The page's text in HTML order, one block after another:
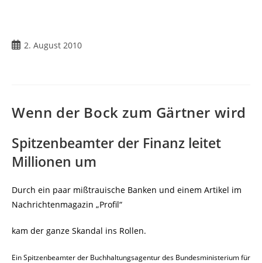
Beitrag2. August 2010
Wenn der Bock zum Gärtner wird
Spitzenbeamter der Finanz leitet
Millionen um
Durch ein paar mißtrauische Banken und einem Artikel im
Nachrichtenmagazin „Profil“
kam der ganze Skandal ins Rollen.
Ein Spitzenbeamter der Buchhaltungsagentur des Bundesministerium für